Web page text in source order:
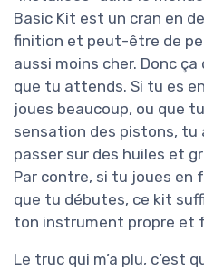
Basic Kit est un cran en
finition et peut-être de
aussi moins cher. Donc
que tu attends. Si tu es
joues beaucoup, ou que
sensation des pistons,
passer sur des huiles et
Par contre, si tu joues en
que tu débutes, ce kit
ton instrument propre et
Le truc qui m’a plu, c’est